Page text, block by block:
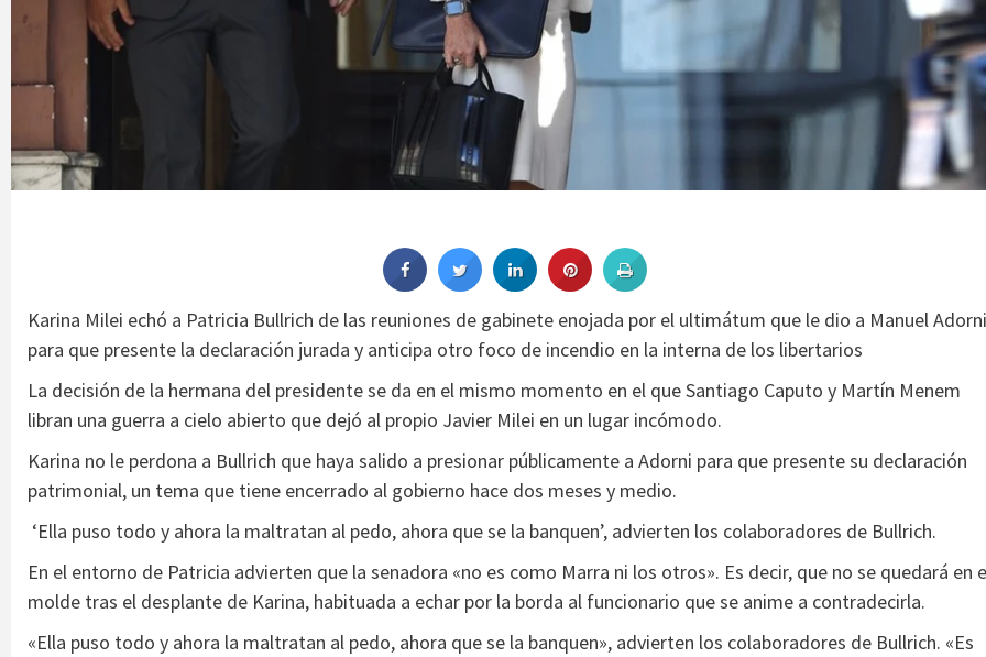
Karina Milei echó a Patricia Bullrich de las reuniones de gabinete enojada por el ultimátum que le dio a Manuel Adorni
para que presente la declaración jurada y anticipa otro foco de incendio en la interna de los libertarios
La decisión de la hermana del presidente se da en el mismo momento en el que Santiago Caputo y Martín Menem
libran una guerra a cielo abierto que dejó al propio Javier Milei en un lugar incómodo.
Karina no le perdona a Bullrich que haya salido a presionar públicamente a Adorni para que presente su declaración
patrimonial, un tema que tiene encerrado al gobierno hace dos meses y medio.
‘Ella puso todo y ahora la maltratan al pedo, ahora que se la banquen’, advierten los colaboradores de Bullrich.
En el entorno de Patricia advierten que la senadora «no es como Marra ni los otros». Es decir, que no se quedará en
molde tras el desplante de Karina, habituada a echar por la borda al funcionario que se anime a contradecirla.
«Ella puso todo y ahora la maltratan al pedo, ahora que se la banquen», advierten los colaboradores de Bullrich. «Es